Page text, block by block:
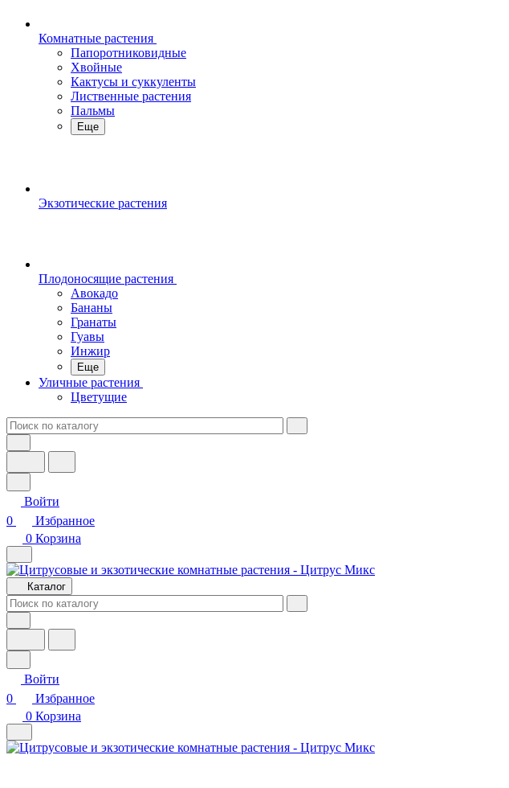
Комнатные растения
Папоротниковидные
Хвойные
Кактусы и суккуленты
Лиственные растения
Пальмы
Еще
Экзотические растения
Плодоносящие растения
Авокадо
Бананы
Гранаты
Гуавы
Инжир
Еще
Уличные растения
Цветущие
Войти
0
Избранное
0 Корзина
Каталог
Войти
0
Избранное
0 Корзина